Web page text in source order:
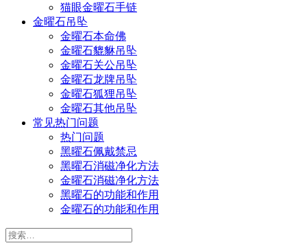
猫眼金曜石手链
金曜石吊坠
金曜石本命佛
金曜石貔貅吊坠
金曜石关公吊坠
金曜石龙牌吊坠
金曜石狐狸吊坠
金曜石其他吊坠
常见热门问题
热门问题
黑曜石佩戴禁忌
黑曜石消磁净化方法
金曜石消磁净化方法
黑曜石的功能和作用
金曜石的功能和作用
搜